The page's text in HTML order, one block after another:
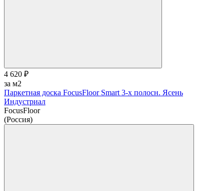
4 620 ₽
за м2
Паркетная доска FocusFloor Smart 3-х полосн. Ясень
Индустриал
FocusFloor
(Россия)